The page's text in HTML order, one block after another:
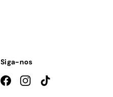
Siga-nos
FacebookInstagramTikTok